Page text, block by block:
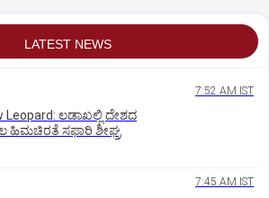
LATEST NEWS
7:52 AM IST
Leopard: ಲಡಾಖಲ್ಲಿ ದೇಶದ
ಹಿಮಚಿರತೆ ಸಫಾರಿ ಶೀಘ್ರ
7:45 AM IST